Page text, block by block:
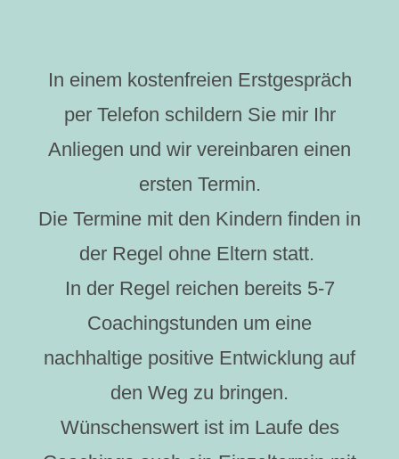
In einem kostenfreien Erstgespräch
per Telefon schildern Sie mir Ihr
Anliegen und wir vereinbaren einen
ersten Termin.
Die Termine mit den Kindern finden in
der Regel ohne Eltern statt.
In der Regel reichen bereits 5-7
Coachingstunden um eine
nachhaltige positive Entwicklung auf
den Weg zu bringen.
Wünschenswert ist im Laufe des